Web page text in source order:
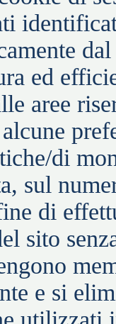
ed
aree
di
sul
di
sito
e si